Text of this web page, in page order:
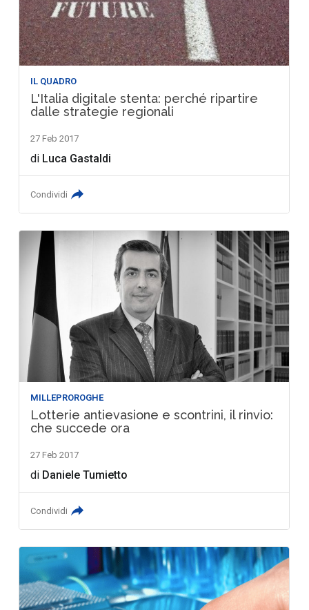
IL QUADRO
L'Italia digitale stenta: perché ripartire
dalle strategie regionali
27 Feb 2017
di Luca Gastaldi
Condividi
MILLEPROROGHE
Lotterie antievasione e scontrini, il rinvio:
che succede ora
27 Feb 2017
di Daniele Tumietto
Condividi